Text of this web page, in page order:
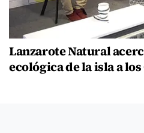
Lanzarote Natural
ecológica de la isla a